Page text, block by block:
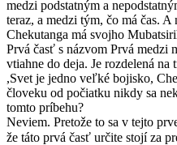
medzi podstatným a
teraz, a medzi tým, čo má čas.
Chekutanga má svojho
Prvá časť s názvom Prvá medzi
vtiahne do deja. Je rozdelená
,Svet je jedno veľké bojisko,
človeku od počiatku nikdy sa
tomto príbehu?
Neviem. Pretože to sa v tejto
že táto prvá časť určite stojí za